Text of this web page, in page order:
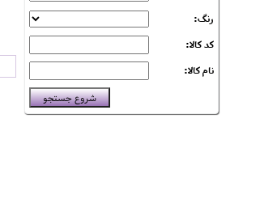
رنگ:
کد کالا:
نام کالا: